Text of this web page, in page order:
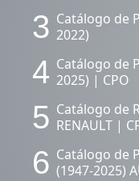
3 Catálogo de
2022)
4 Catálogo de
2025) | CPO
5 Catálogo de
RENAULT |
6 Catálogo de
(1947-2025)